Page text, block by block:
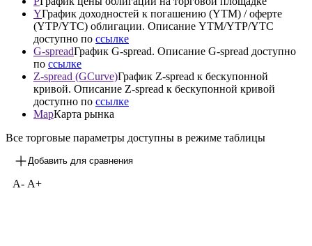
1Y
3Y
PГрафик цены облигации на торговой площадке
YГрафик доходностей к погашению (YTM) / оферте
(YTP/YTC) облигации. Описание YTM/YTP/YTC
доступно поссылке
G-spreadГрафик G-spread. Описание G-spread доступно
поссылке
Z-spread (GCurve)
кривой. Описание Z-spread к бескупонной кривой
MapКарта рынка
Все торговые параметры доступны в режиме таблицы